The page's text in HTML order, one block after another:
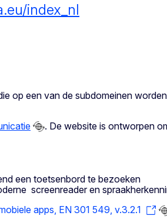
index_nl
op een van de subdomeinen
. De website is ontworpen
een toetsenbord te bezoeken
screenreader en
apps, EN 301 549, v.3.2.1